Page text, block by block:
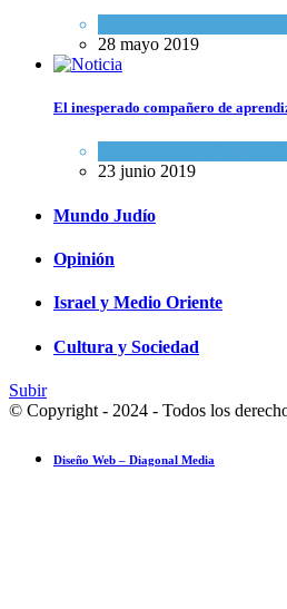
28 mayo 2019
El inesperado compañero de
23 junio 2019
Mundo Judío
Opinión
Israel y Medio Oriente
Cultura y Sociedad
Subir
© Copyright - 2024 - Todos los
Diseño Web – Diagonal Media